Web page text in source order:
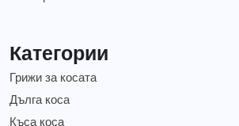
Категории
Грижи за косата
Дълга коса
Къса коса